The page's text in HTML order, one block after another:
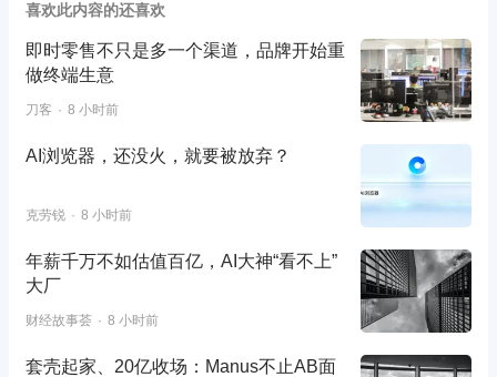
喜欢此内容的还喜欢
即时零售不只是多一个渠道，品牌开始重
做终端生意
刀客 8 小时前
AI浏览器，还没火，就要被放弃？
克劳锐 8 小时前
年薪千万不如估值百亿，AI大神“看不上”
大厂
财经故事荟 8 小时前
套壳起家、20亿收场：Manus不止AB面